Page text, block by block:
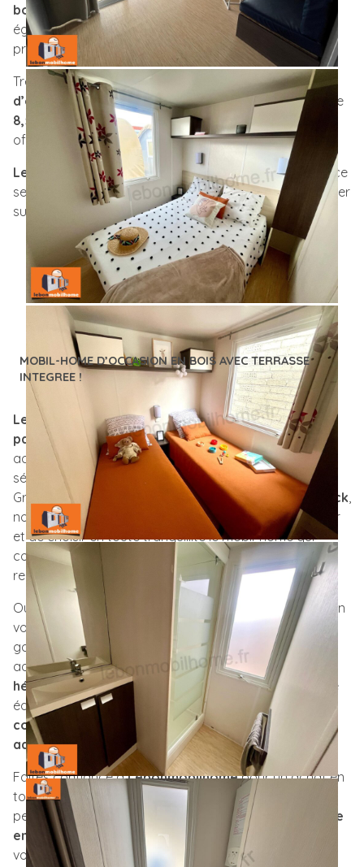
bois lui donne l’allure d’un véritable chalet
. Il est
également doté d’ une terrasse intégrée, idéale pour
profiter de l’extérieur en toute saison.
Très b
on rapport qualité/prix pour cemobil-home
d’occasion O’Haraavec ses dimensions optimisées de
8,55 mètres de longueur et 4,30 mètres
de largeur,
offrant un agencement fonctionnel et confortable.
Le modèle O’Hara 835T
est parfait pour une résidence
secondaire ou un projet locatif, que se soit pour installer
sur un
terrain privéou sur une parcelle de camping.
MOBIL-HOME D’OCCASION EN BOIS AVEC TERRASSE
INTEGREE !
Lebonmobilhomemet son expertise au servicedes
particuliers et des professionnelspour les
accompagner à chaque étape de leur projet, de la
sélection du mobil-home à son installation complète.
Grâce à un large choix de plusde 40 modèles en stock
notre parc situé à
vous permet de comparer
et de choisir en toute tranquillité le mobil-home qui
correspond
le mieux à vos besoins , que vous
recherchiez un
modèle neuf oud’occasion.
Ouvert du
lundi au vendredi
, notre espace d’exposition
vous offre la possibilité de découvrir différentes
gammes de mobil-homes aux configurations variées,
adaptées à tous les usages :
résidence de loisirs
hébergement locatif
projet professionnel.
Notre
équipe dédiée est à votre disposition pour
vous
conseiller
et vous orienter vers la solutionla plus
adaptée à vos attentes et à votre budget.
Faites confiance àLebonmobilhomepour un achat en
toute sérénité et bénéficiez d’un accompagnement
personnalisé,du choix du mobil-home jusqu’à sa mise
en place sur votre terrain
. De plus LeBonMobilHome
vous propose la livraison dans toute la France !